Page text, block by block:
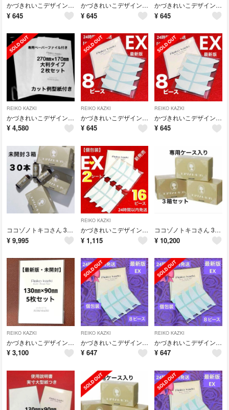
かづきれいこデザインテープ リニューアル ★最新版★イージータイプEX
¥ 645
かづきれいこデザインテープ リニューアル ★最新版★イージータイプEX
¥ 645
かづきれいこデザインテープ リニューアル ★最新版★イージータイプEX
¥ 645
REIKO KAZKI
かづきれいこデザインテープ 大判タイプ２枚《使用説明書&実寸大紙付》
¥ 4,580
REIKO KAZKI
かづきれいこデザインテープ リニューアル ★最新版★イージータイプEX
¥ 645
REIKO KAZKI
かづきれいこデザインテープ リニューアル ★最新版★イージータイプEX
¥ 645
ココゾノトキコさん 3箱 30本 【最新・未開封】
¥ 9,995
REIKO KAZKI
かづきれいこデザインテープ・イージータイプEX
¥ 1,115
ココゾノトキコさん 3箱 30本 【最新・未開封】
¥ 10,200
REIKO KAZKI
かづきれいこデザインテープ◆130㎜×90㎜ ５枚セット◆実寸大型紙&説明書◆
¥ 3,100
REIKO KAZKI
かづきれいこデザインテープ リニューアル ★最新版★イージータイプEX
¥ 647
REIKO KAZKI
かづきれいこデザインテープ リニューアル ★最新版★イージータイプEX
¥ 647